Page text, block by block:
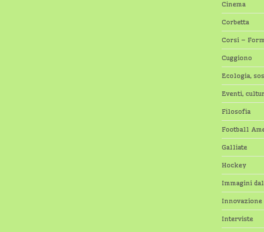
Cinema
Corbetta
Corsi –
Cuggiono
Ecologia,
Eventi,
Filosofia
Football
Galliate
Hockey
Immagini
Interviste